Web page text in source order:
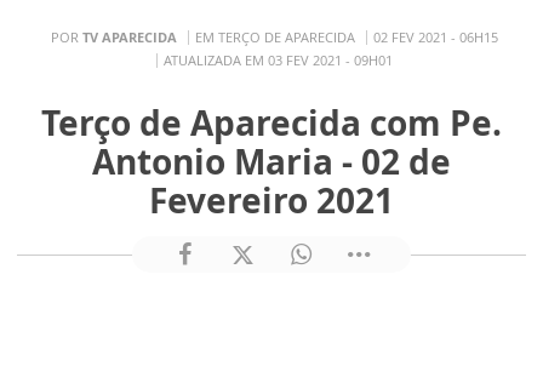
POR TV APARECIDA EM TERÇO DE APARECIDA
02 FEV 2021 - 06H15
ATUALIZADA EM 03 FEV 2021 - 09H01
Terço de Aparecida com Pe.
Antonio Maria - 02 de
Fevereiro 2021